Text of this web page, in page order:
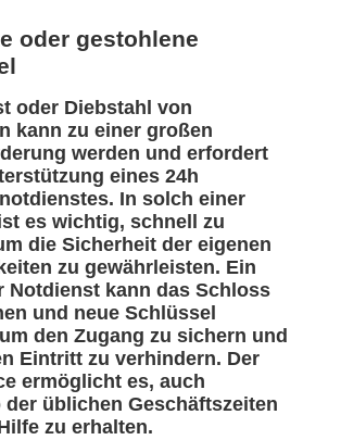
oder gestohlene
oder Diebstahl von
kann zu einer großen
werden und erfordert
eines 24h
In solch einer
es wichtig, schnell zu
die Sicherheit der eigenen
zu gewährleisten. Ein
Notdienst kann das Schloss
und neue Schlüssel
den Zugang zu sichern und
Eintritt zu verhindern. Der
ermöglicht es, auch
der üblichen Geschäftszeiten
zu erhalten.